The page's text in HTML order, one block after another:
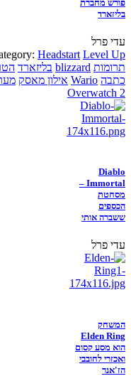
פורש מחברת
בליזארד
עדי פרל
Headstart Level Up
תרומות blizzard בליזארד
כתבה Wario אילון מאסק
Overwatch 2
Diablo
Immortal –
מסחטת
הכספים
ששברה אותי
עדי פרל
המשחק
Elden Ring
הוא מסע קסום
ואכזרי לחובבי
הז'אנר